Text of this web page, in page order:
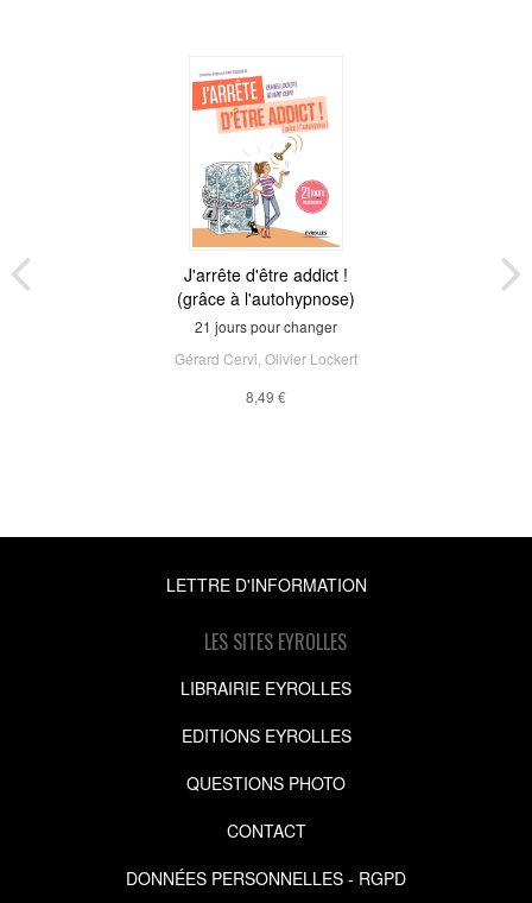
J'arrête d'être addict !
(grâce à l'autohypnose)
21 jours pour changer
Gérard Cervi Olivier Lockert
8,49 €
LETTRE D'INFORMATION
LES SITES EYROLLES
LIBRAIRIE EYROLLES
EDITIONS EYROLLES
QUESTIONS PHOTO
CONTACT
DONNÉES PERSONNELLES - RGPD